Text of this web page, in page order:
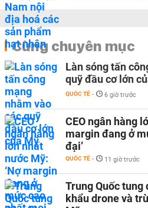
Cùng chuyên mục
Làn sóng tấn
quỹ đầu cơ lớn
QUỐC TẾ - 6 giờ trước
CEO ngân hàng
margin đang ở
đại’
QUỐC TẾ - 11 giờ trước
Trung Quốc
khẩu drone và